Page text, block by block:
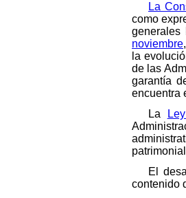
La
como
generales
noviembre
la
de las
garantía
encuentra
La
El
contenido